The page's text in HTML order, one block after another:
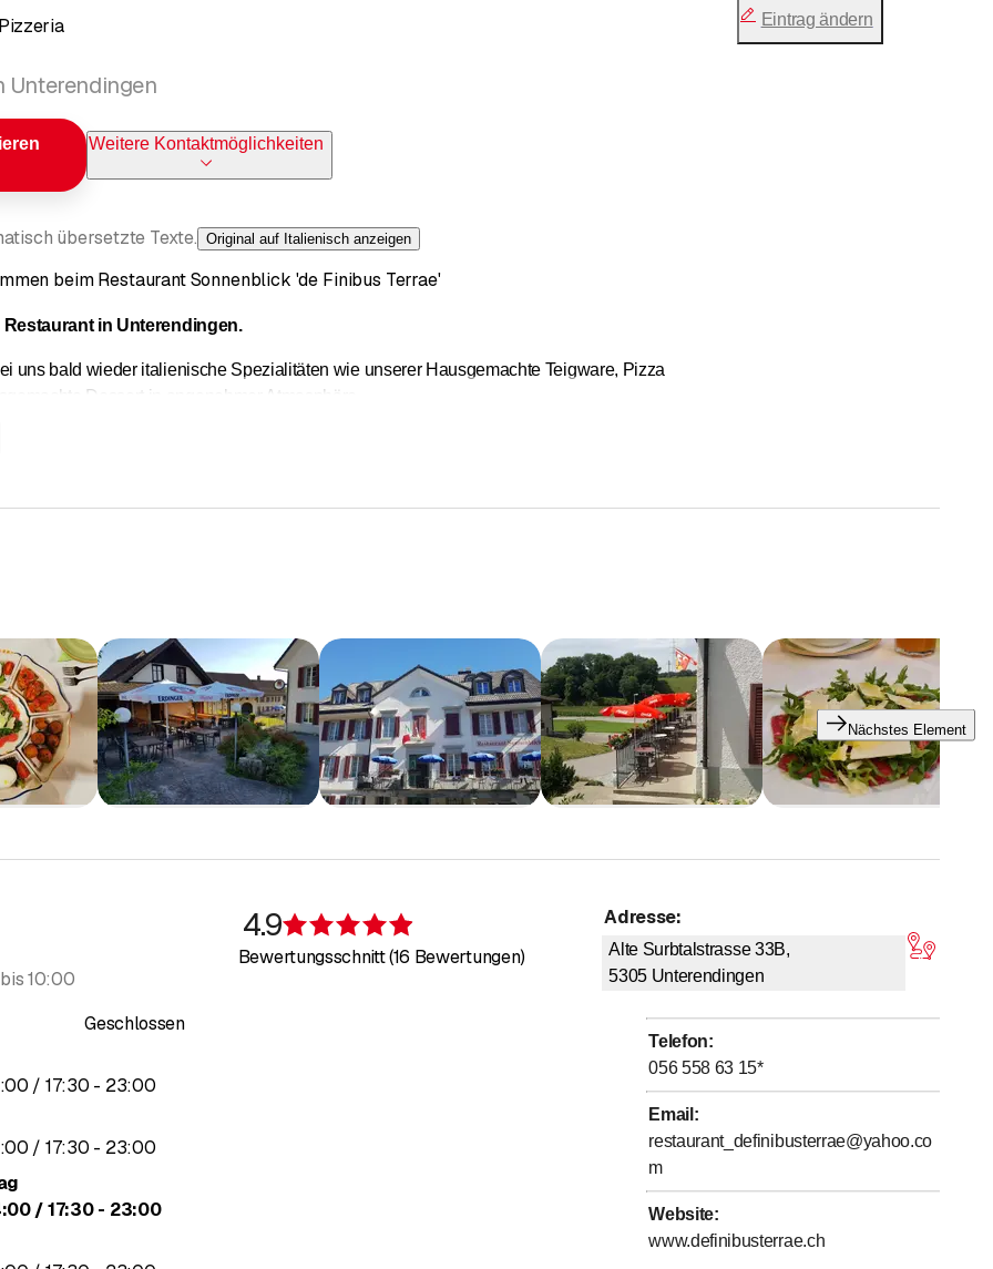
Unterendingen
Weitere Kontaktmöglichkeiten
Eintrag ändern
übersetzte Texte. Original auf Italienisch anzeigen
beim Restaurant Sonnenblick 'de Finibus Terrae'
Restaurant in Unterendingen.
uns bald wieder italienische Spezialitäten wie unserer Hausgemachte Teigware, Pizza
Dessert in angenehmer Atmosphäre.
u.a für:
uns
und Informationen finden Sie aufFacebookundInstagram. Wir freuen uns, wenn Sie uns folgen.
mit uns auf. Wir sind gerne auch für Sie da.
Nächstes Element
bis10:00
Geschlossen
:00 / 17:30 - bis
23:00
:00 / 17:30 - bis
23:00
:00/ 17:30 - bis
23:00
Bewertung 4,9 von 5 Sternen
4.9
Bewertungsschnitt (16 Bewertungen)
Adresse:
Alte Surbtalstrasse 33B,
5305 Unterendingen
Telefon:
056 558 63 15*
Email :
restaurant_definibusterrae@yahoo.co
m
Website:
www.definibusterrae.ch